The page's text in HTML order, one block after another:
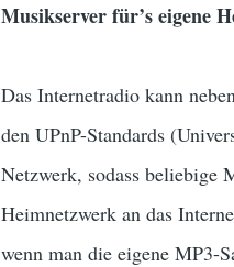
Musikserver für’s eigene
Das Internetradio kann
den UPnP-Standards
Netzwerk, sodass
Heimnetzwerk an das
wenn man die eigene MP3-